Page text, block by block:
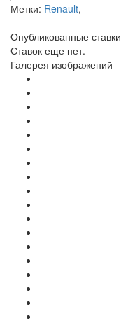
Метки: Renault,
Опубликованные ставки
Ставок еще нет.
Галерея изображений